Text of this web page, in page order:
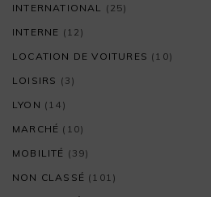
INTERNATIONAL
(25)
INTERNE (12)
LOCATION DE VOITURES (10)
LOISIRS (3)
LYON (14)
MARCHÉ (10)
MOBILITÉ (39)
NON CLASSÉ (101)